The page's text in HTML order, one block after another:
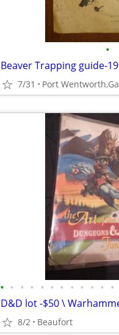
•
Beaver Trapping guide-
7/31 Port Wentworth,Ga
• • • • • • • • • • • •
D&D lot -$50 \
8/2 Beaufort